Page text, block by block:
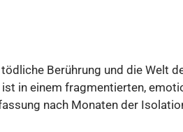
Berührung und die Welt
in einem fragmentierten,
nach Monaten der